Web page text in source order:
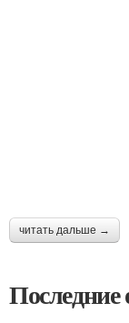
читать дальше →
Последние